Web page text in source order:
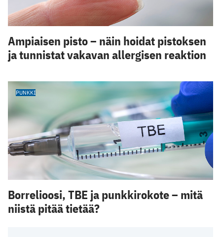
Ampiaisen pisto – näin hoidat pistoksen
ja tunnistat vakavan allergisen reaktion
PUNKKI
Borrelioosi, TBE ja punkkirokote – mitä
niistä pitää tietää?